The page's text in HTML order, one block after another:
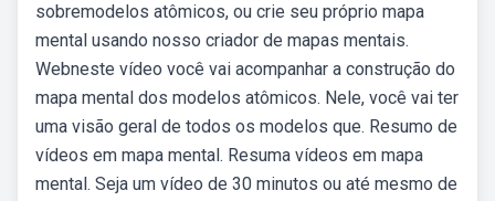
sobremodelos atômicos, ou crie seu próprio mapa
mental usando nosso criador de mapas mentais.
Webneste vídeo você vai acompanhar a construção do
mapa mental dos modelos atômicos. Nele, você vai ter
uma visão geral de todos os modelos que. Resumo de
vídeos em mapa mental. Resuma vídeos em mapa
mental. Seja um vídeo de 30 minutos ou até mesmo de